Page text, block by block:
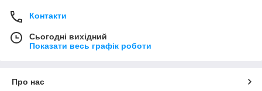
Контакти
Сьогодні вихідний
Показати весь графік роботи
Про нас